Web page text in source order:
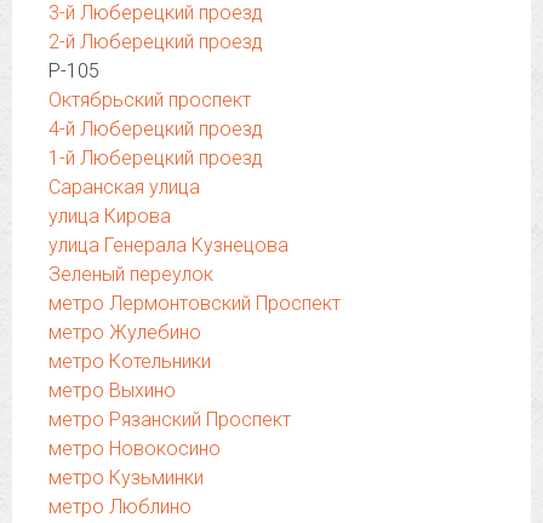
3-й Люберецкий проезд
2-й Люберецкий проезд
Р-105
Октябрьский проспект
4-й Люберецкий проезд
1-й Люберецкий проезд
Саранская улица
улица Кирова
улица Генерала Кузнецова
Зеленый переулок
метро Лермонтовский Проспект
метро Жулебино
метро Котельники
метро Выхино
метро Рязанский Проспект
метро Новокосино
метро Кузьминки
метро Люблино